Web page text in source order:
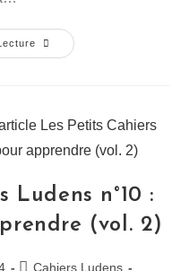
Ludens n°10 :
(vol. 2)
Cahiers Ludens